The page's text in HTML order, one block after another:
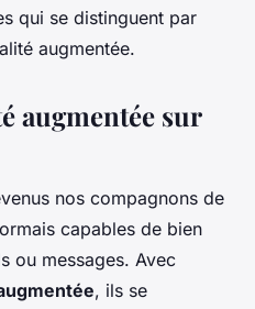
qui se distinguent par
augmentée.
augmentée sur
nos compagnons de
capables de bien
ou messages. Avec
, ils se